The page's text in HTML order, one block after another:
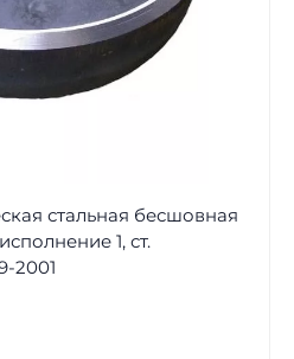
стальная бесшовная
1, ст.
2001